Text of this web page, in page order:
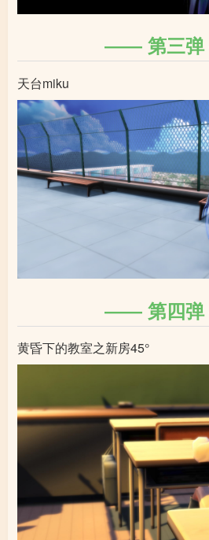
第三弹
天台miku
第四弹
黄昏下的教室之新房45°